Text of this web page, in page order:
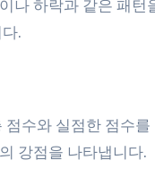
나 하락과 같은 패
.
수와 실점한 점수
강점을 나타냅니다.